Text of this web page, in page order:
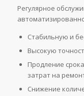
Регулярное
Стабильную и
Высокую
Продление
затрат на
Снижение